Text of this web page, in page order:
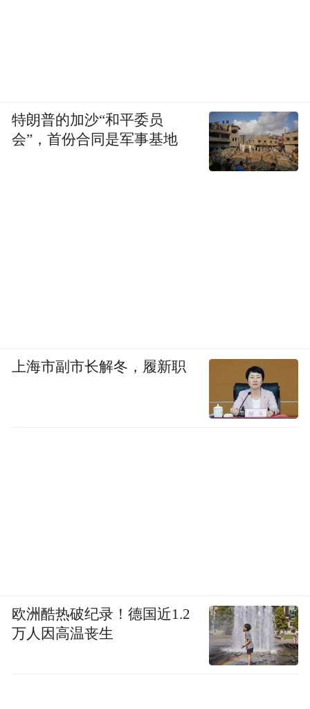
特朗普的加沙“和平委员
会”，首份合同是军事基地
上海市副市长解冬，履新职
欧洲酷热破纪录！德国近1.2
万人因高温丧生